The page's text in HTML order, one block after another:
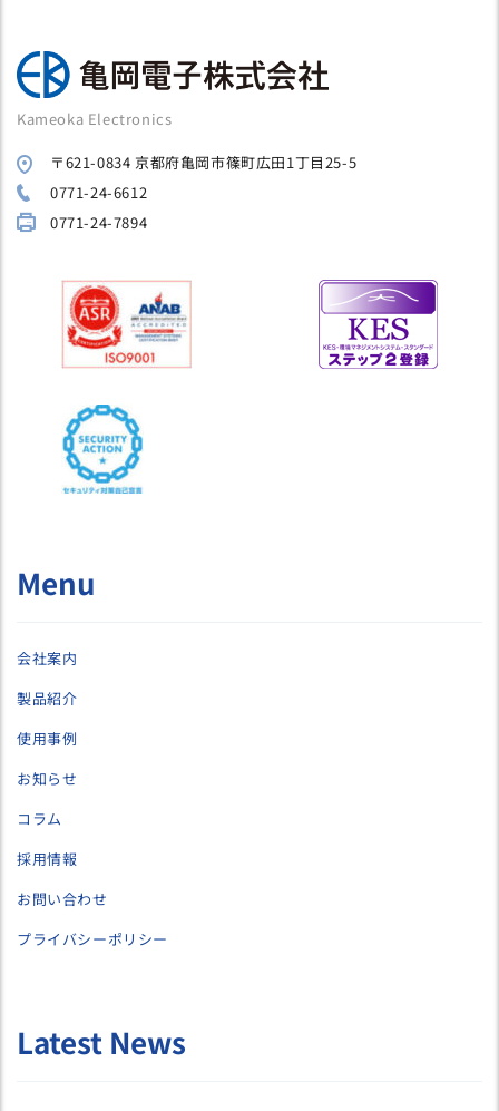
Kameoka Electronics
〒621-0834 京都府亀岡市篠町広田1丁目25-5
0771-24-6612
0771-24-7894
Menu
会社案内
製品紹介
使用事例
お知らせ
コラム
採用情報
お問い合わせ
プライバシーポリシー
Latest News